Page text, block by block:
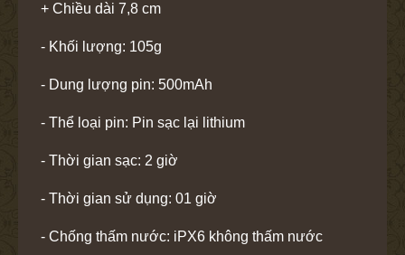
+ Chiều dài 7,8 cm
- Khối lượng: 105g
- Dung lượng pin: 500mAh
- Thể loại pin: Pin sạc lại lithium
- Thời gian sạc: 2 giờ
- Thời gian sử dụng: 01 giờ
- Chống thấm nước: iPX6 không thấm nước